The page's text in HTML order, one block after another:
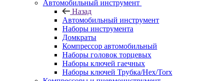
Автомобильный инструмент
Назад
Автомобильный инструмент
Наборы инструмента
Домкраты
Компрессор автомобильный
Наборы головок торцевых
Наборы ключей гаечных
Наборы ключей Трубка/Hex/Torx